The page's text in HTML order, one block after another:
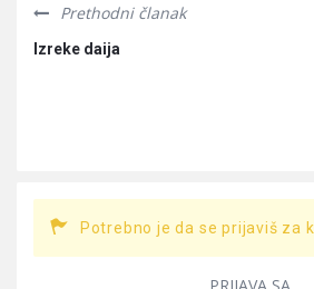
Prethodni članak
Izreke daija
Potrebno je da se prijaviš za